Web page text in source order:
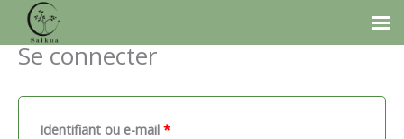
Aller
contenu
Se connecter
Identifiant ou e-mail *Obligatoire